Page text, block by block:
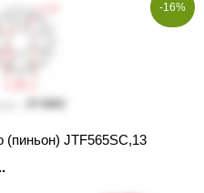
-16%
(пиньон) JTF565SC,13